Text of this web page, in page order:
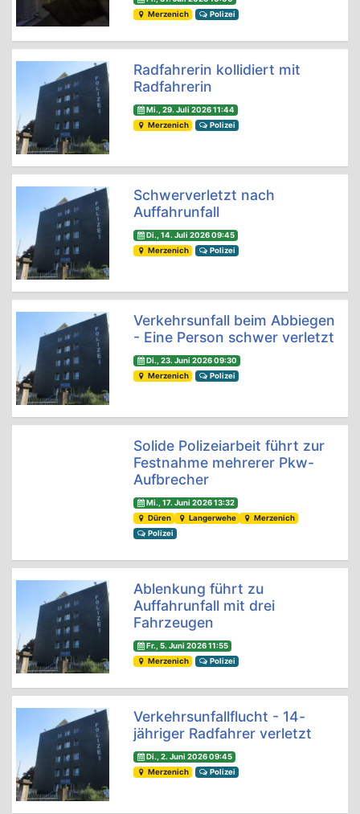
Merzenich
Polizei
Radfahrerin kollidiert mit
Radfahrerin
Mi., 29. Juli 2026 11:44
Merzenich
Polizei
Schwerverletzt nach
Auffahrunfall
Di., 14. Juli 2026 09:45
Merzenich
Polizei
Verkehrsunfall beim Abbiegen
- Eine Person schwer verletzt
Di., 23. Juni 2026 09:30
Merzenich
Polizei
Solide Polizeiarbeit führt zur
Festnahme mehrerer Pkw-
Aufbrecher
Mi., 17. Juni 2026 13:32
Düren
Langerwehe
Merzenich
Polizei
Ablenkung führt zu
Auffahrunfall mit drei
Fahrzeugen
Fr., 5. Juni 2026 11:55
Merzenich
Polizei
Verkehrsunfallflucht - 14-
jähriger Radfahrer verletzt
Di., 2. Juni 2026 09:45
Merzenich
Polizei